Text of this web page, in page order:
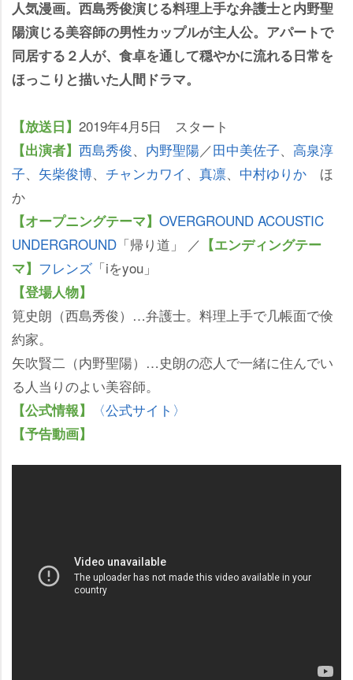
人気漫画。西島秀俊演じる料理上手な弁護士と内野聖
陽演じる美容師の男性カップルが主人公。アパートで
同居する２人が、食卓を通して穏やかに流れる日常を
ほっこりと描いた人間ドラマ。
【放送日】 2019年4月5日 スタート
【出演者】 西島秀俊、 内野聖陽／田中美佐子、 高泉淳
子、 矢柴俊博、 チャンカワイ 、 真凛、 中村ゆりか ほ
か
【オープニングテーマ】 OVERGROUND ACOUSTIC
UNDERGROUND 「帰り道」 ／ 【エンディングテー
マ】 フレンズ 「iをyou」
【登場人物】
筧史朗（西島秀俊）…弁護士。料理上手で几帳面で倹
約家。
矢吹賢二（内野聖陽）…史朗の恋人で一緒に住んでい
る人当りのよい美容師。
【公式情報】 〈公式サイト〉
【予告動画】